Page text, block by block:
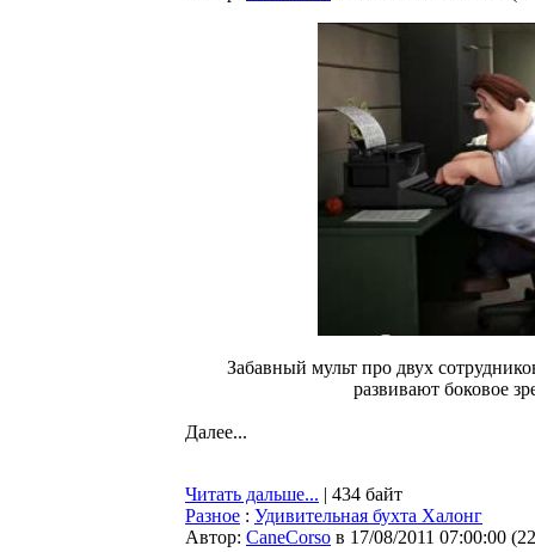
Забавный мульт про двух
развивают боковое
Далее...
Читать дальше... | 434 байт
Разное : Удивительная бухта Халонг
Автор: CaneCorso в 17/08/2011 07:00:00 (